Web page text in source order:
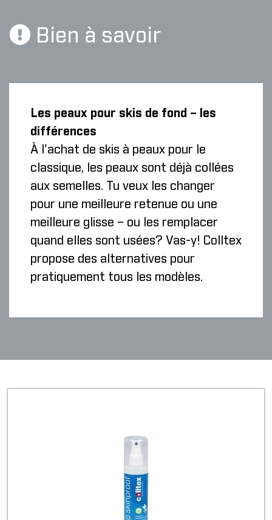
Bien à savoir
Les peaux pour skis de fond – les
différences
À l'achat de skis à peaux pour le
classique, les peaux sont déjà collées
aux semelles. Tu veux les changer
pour une meilleure retenue ou une
meilleure glisse – ou les remplacer
quand elles sont usées? Vas-y! Colltex
propose des alternatives pour
pratiquement tous les modèles.